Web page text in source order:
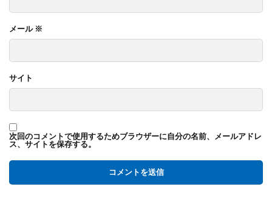
メール ※
サイト
次回のコメントで使用するためブラウザーに自分の名前、メールアドレ
ス、サイトを保存する。